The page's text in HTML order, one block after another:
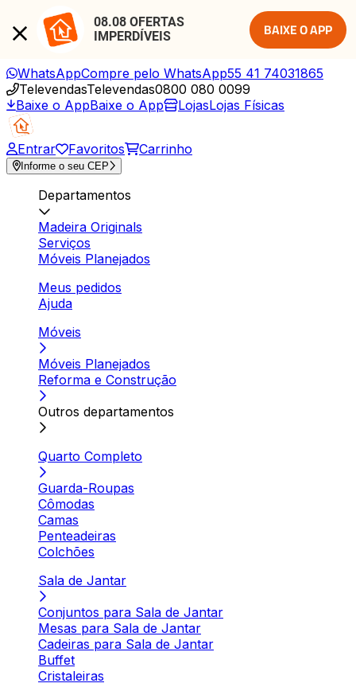
08.08 OFERTAS
IMPERDÍVEIS
BAIXE O APP
WhatsAppCompre pelo WhatsApp55 41 74031865
TelevendasTelevendas0800 080 0099
Baixe o AppBaixe o App LojasLojas Físicas
Entrar Favoritos Carrinho
Informe o seu CEP
Departamentos
Madeira Originals
Serviços
Móveis Planejados
Meus pedidos
Ajuda
Móveis
Móveis Planejados
Reforma e Construção
Outros departamentos
Quarto Completo
Guarda-Roupas
Cômodas
Camas
Penteadeiras
Colchões
Sala de Jantar
Conjuntos para Sala de Jantar
Mesas para Sala de Jantar
Cadeiras para Sala de Jantar
Buffet
Cristaleiras